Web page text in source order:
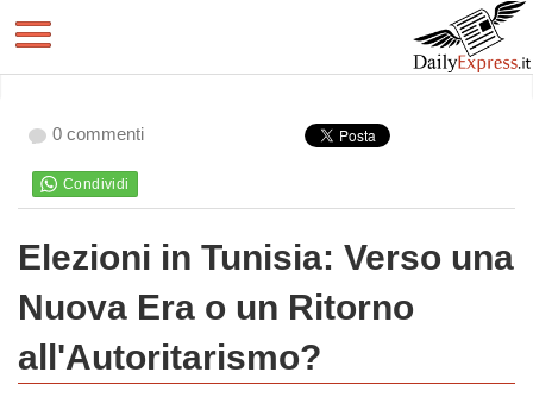
0 commenti
Elezioni in Tunisia: Verso una
Nuova Era o un Ritorno
all'Autoritarismo?